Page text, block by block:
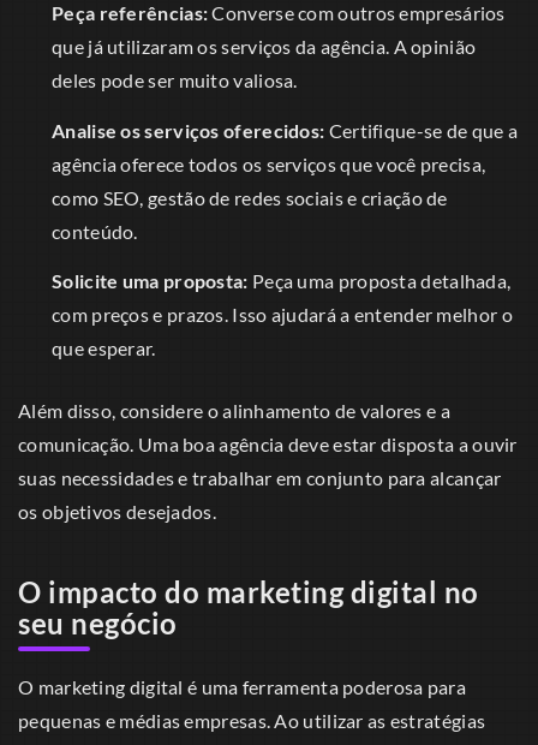
Peça referências:Converse com outros empresários
que já utilizaram os serviços da agência. A opinião
deles pode ser muito valiosa.
Analise os serviços oferecidos: Certifique-se de que a
agência oferece todos os serviços que você precisa,
como SEO, gestão de redes sociais e criação de
conteúdo.
Solicite uma proposta: Peça uma proposta detalhada,
com preços e prazos. Isso ajudará a entender melhor o
que esperar.
Além disso, considere o alinhamento de valores e a
comunicação. Uma boa agência deve estar disposta a ouvir
suas necessidades e trabalhar em conjunto para alcançar
os objetivos desejados.
O impacto do marketing digital no
seu negócio
O marketing digital é uma ferramenta poderosa para
pequenas e médias empresas. Ao utilizar as estratégias